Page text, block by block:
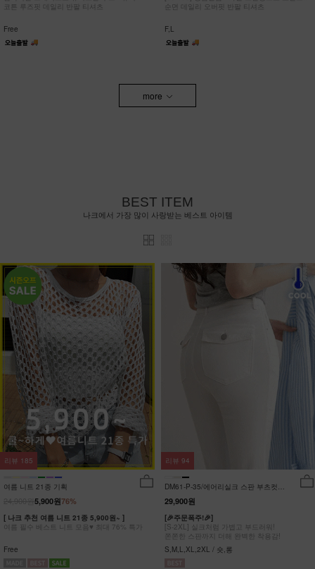
코튼 루즈핏 데일리 반팔 티셔츠
Free
순면 데일리 오버핏 반팔 티셔츠
F,L
more
BEST ITEM
나크에서 가장 많이 사랑받는 베스트 아이템
여름 니트 21종 기획
76%
5,900원
[ 나크 추천 여름 니트 21종 5,900원~ ]
여름 필수 베스트 니트 모음♥ 최대 76% 특가
Free
리뷰 185
DM61-P-35/에어리실크 스판 부츠컷팬
츠_DY
29,900원
[🎉주문폭주!🎉]
[S-2XL] 실크처럼 가볍고 부드러워!
쫀쫀한 스판까지 더해 완벽한 착용감!
S,M,L,XL,2XL / 숏,롱
리뷰 94